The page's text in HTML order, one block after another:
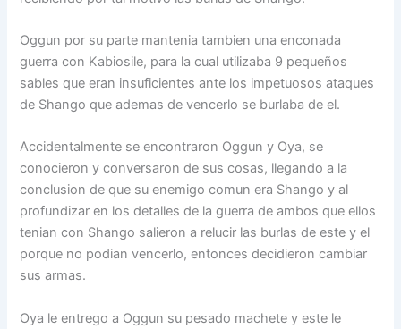
Oggun por su parte mantenia tambien una enconada
guerra con Kabiosile, para la cual utilizaba 9 pequeños
sables que eran insuficientes ante los impetuosos ataques
de Shango que ademas de vencerlo se burlaba de el.
Accidentalmente se encontraron Oggun y Oya, se
conocieron y conversaron de sus cosas, llegando a la
conclusion de que su enemigo comun era Shango y al
profundizar en los detalles de la guerra de ambos que ellos
tenian con Shango salieron a relucir las burlas de este y el
porque no podian vencerlo, entonces decidieron cambiar
sus armas.
Oya le entrego a Oggun su pesado machete y este le